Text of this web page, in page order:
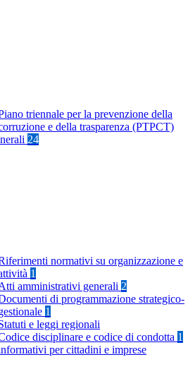
triennale per la prevenzione della
e della trasparenza (PTPCT)
24
normativi su organizzazione e
1
amministrativi generali 2
di programmazione strategico-
1
e leggi regionali
disciplinare e codice di condotta 1
per cittadini e imprese